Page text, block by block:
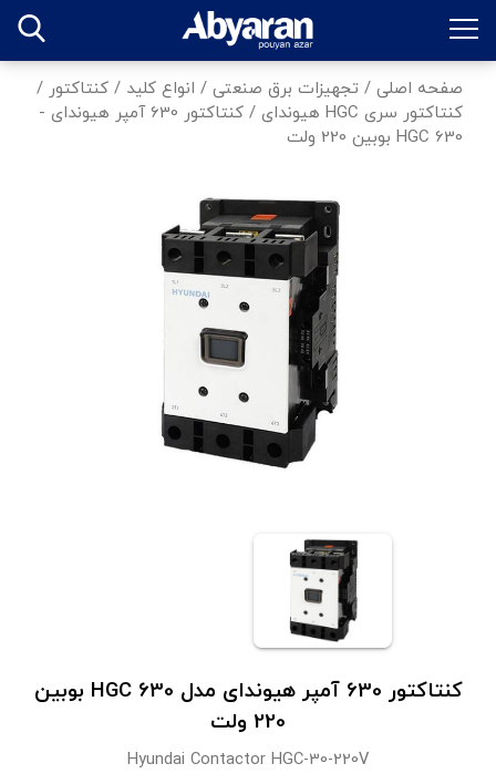
صفحه اصلی / تجهیزات برق صنعتی / انواع کلید / کنتاکتور /
کنتاکتور سری HGC هیوندای
/
کنتاکتور 630 آمپر هیوندای -
HGC 630 بوبین 220 ولت
کنتاکتور 630 آمپر هیوندای مدل HGC 630 بوبین
220 ولت
Hyundai Contactor HGC-30-220V